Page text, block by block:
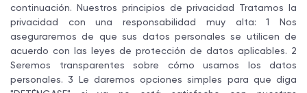
continuación. Nuestros principios de privacidad Tratamos la
privacidad con una responsabilidad muy alta: 1 Nos
aseguraremos de que sus datos personales se utilicen de
acuerdo con las leyes de protección de datos aplicables. 2
Seremos transparentes sobre cómo usamos los datos
personales. 3 Le daremos opciones simples para que diga